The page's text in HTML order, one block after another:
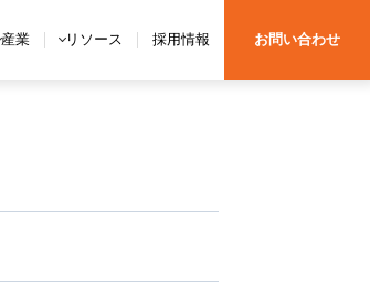
産業 リソース 採用情報 お問い合わせ